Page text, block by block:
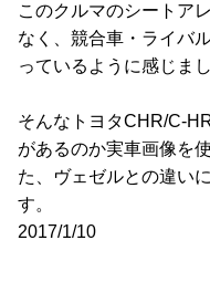
このクルマのシートア
なく、競合車・ライバ
っているように感じまし
そんなトヨタCHR/C-
があるのか実車画像を
た、ヴェゼルとの違い
す。
2017/1/10